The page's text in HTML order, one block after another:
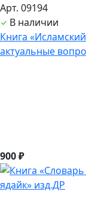
Арт. 09194
В наличии
Книга
актуальные
900 ₽